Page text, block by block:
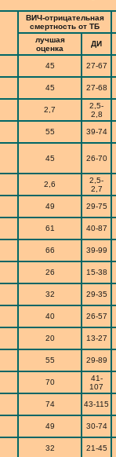
ВИЧ-отрицательная
смертность от ТБ
лучшая
оценка
ДИ
45 27-67
45 27-68
2,7
2,5-
2,8
55 39-74
45 26-70
2,6
2,5-
2,7
49 29-75
61 40-87
66 39-99
26 15-38
32 29-35
40 26-57
20 13-27
55 29-89
70
41-
107
74 43-115
49 30-74
32 21-45